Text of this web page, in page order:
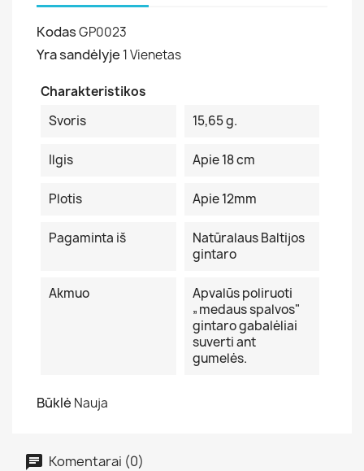
KodasGP0023
Yra sandėlyje 1 Vienetas
Charakteristikos
Svoris
15,65 g.
Ilgis Apie 18 cm
Plotis Apie 12mm
Pagaminta iš
Natūralaus Baltijos
gintaro
Akmuo
Apvalūs poliruoti
„medaus spalvos"
gintaro gabalėliai
suverti ant
gumelės.
Būklė Nauja
Komentarai (0)